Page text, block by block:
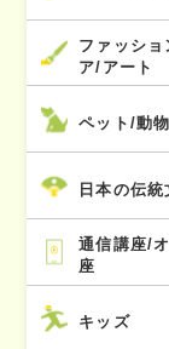
ファッショ
ア/アート
ペット/動物
日本の伝
通信講座/
座
キッズ